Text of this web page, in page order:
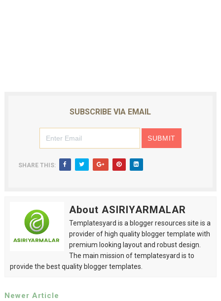
SUBSCRIBE VIA EMAIL
SHARE THIS:
About ASIRIYARMALAR
Templatesyard is a blogger resources site is a
provider of high quality blogger template with
premium looking layout and robust design.
The main mission of templatesyard is to
provide the best quality blogger templates.
Newer Article